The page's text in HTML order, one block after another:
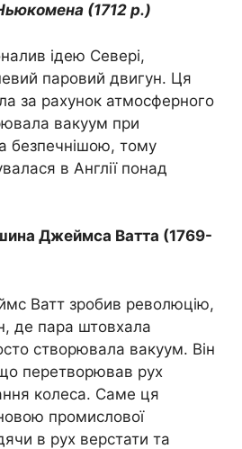
(1712 р.)
ідею Севері,
паровий двигун. Ця
за рахунок атмосферного
вакуум при
безпечнішою, тому
в Англії понад
Джеймса Ватта (1769-
Ватт зробив революцію,
де пара штовхала
створювала вакуум. Він
перетворював рух
колеса. Саме ця
промислової
в рух верстати та